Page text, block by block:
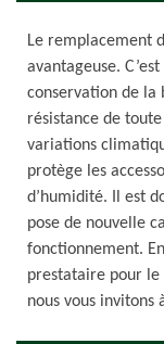
Le remplacement
avantageuse.
conservation de
résistance de
variations
protège les
d’humidité. Il est
pose de nouvelle
fonctionnement.
prestataire pour
nous vous invitons